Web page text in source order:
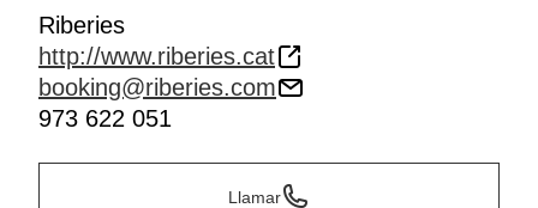
Riberies
http://www.riberies.cat
booking@riberies.com
973 622 051
Llamar